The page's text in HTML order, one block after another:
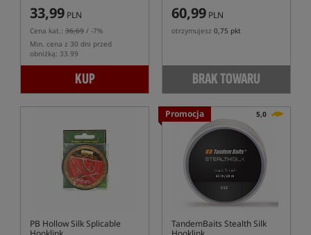
33,99 PLN
Cena kat.: 36,69 / -7%
Min. cena z 30 dni przed
obniżką: 33.99
KUP
60,99 PLN
otrzymujesz 0,75 pkt
BRAK TOWARU
PB Hollow Silk Splicable
Promocja 5,0
TandemBaits Stealth Silk